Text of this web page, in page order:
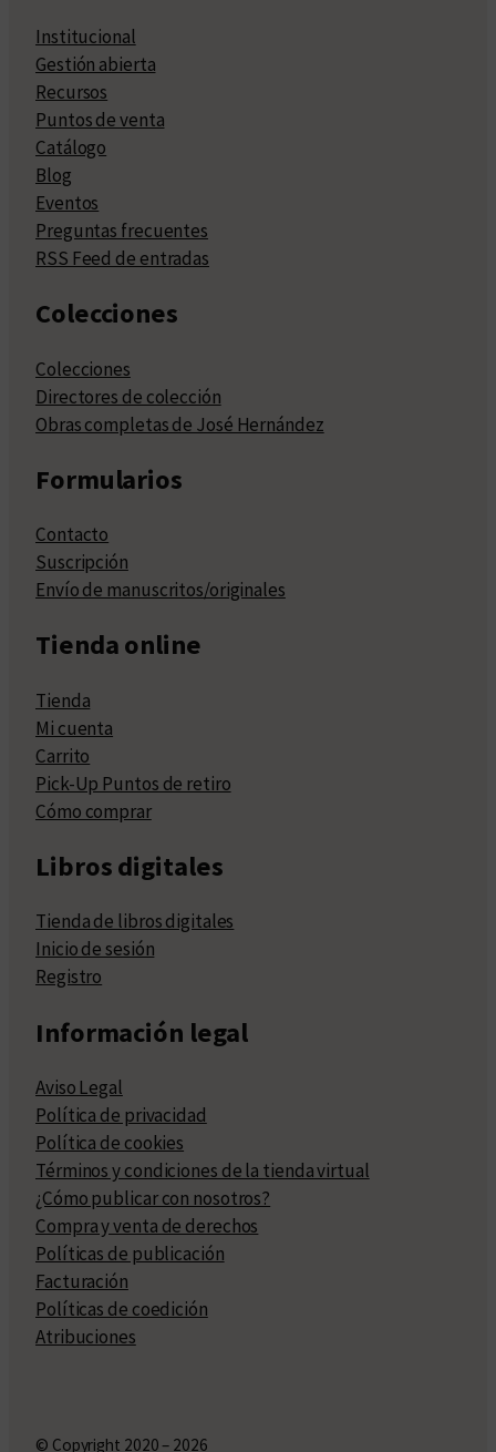
Institucional
Gestión abierta
Recursos
Puntos de venta
Catálogo
Blog
Eventos
Preguntas frecuentes
RSS Feed de entradas
Colecciones
Colecciones
Directores de colección
Obras completas de José Hernández
Formularios
Contacto
Suscripción
Envío de manuscritos/originales
Tienda online
Tienda
Mi cuenta
Carrito
Pick-Up Puntos de retiro
Cómo comprar
Libros digitales
Tienda de libros digitales
Inicio de sesión
Registro
Información legal
Aviso Legal
Política de privacidad
Política de cookies
Términos y condiciones de la tienda virtual
¿Cómo publicar con nosotros?
Compra y venta de derechos
Políticas de publicación
Facturación
Políticas de coedición
Atribuciones
© Copyright 2020 – 2026